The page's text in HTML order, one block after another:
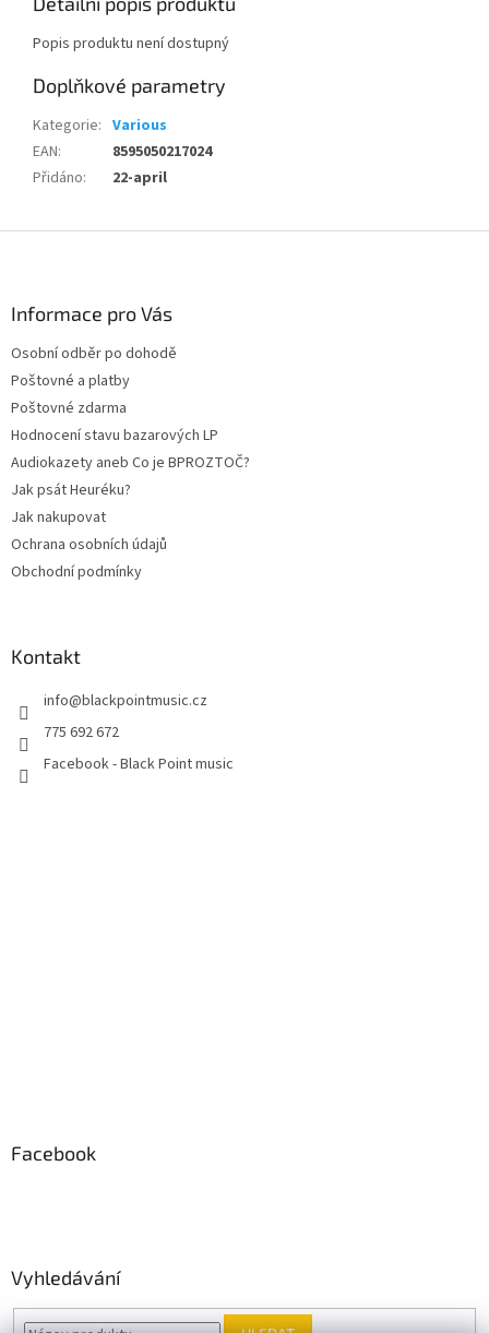
Popis produktu není dostupný
Doplňkové parametry
Kategorie: Various
EAN:
8595050217024
Přidáno: 22-april
Informace pro Vás
Osobní odběr po dohodě
Poštovné a platby
Poštovné zdarma
Hodnocení stavu bazarových LP
Audiokazety aneb Co je BPROZTOČ?
Jak psát Heuréku?
Jak nakupovat
Ochrana osobních údajů
Obchodní podmínky
Kontakt
info@blackpointmusic.cz
775 692 672
Facebook - Black Point music
Facebook
Vyhledávání